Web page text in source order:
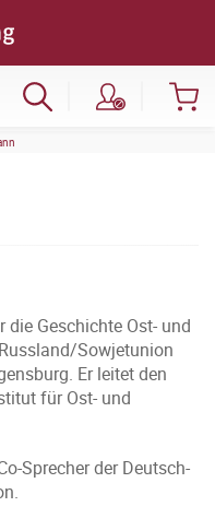
Geschichte Ost- und
Sowjetunion
Er leitet den
für Ost- und
Sprecher der Deutsch-